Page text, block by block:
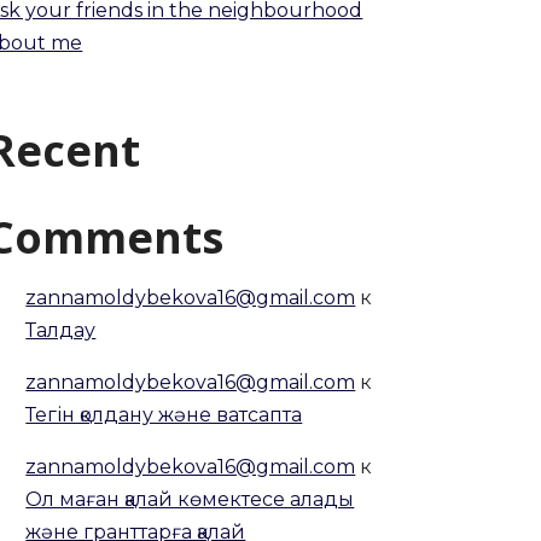
your friends in the neighbourhood
me
zannamoldybekova16@gmail.com к
Талдау
zannamoldybekova16@gmail.com к
Тегін қолдану және ватсапта
zannamoldybekova16@gmail.com к
Ол маған қалай көмектесе алады
және гранттарға қалай